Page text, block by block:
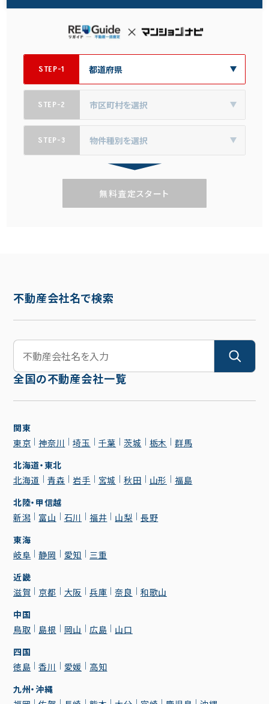
STEP-1
STEP-2
STEP-3
無料査定スタート
不動産会社名で検索
全国の不動産会社一覧
関東
東京
神奈川 埼玉 千葉 茨城 栃木
群馬
北海道・東北
北海道
青森 岩手 宮城 秋田 山形
福島
北陸・甲信越
新潟
富山 石川 福井 山梨
長野
東海
岐阜
静岡 愛知
三重
近畿
滋賀
京都 大阪 兵庫 奈良
和歌山
中国
鳥取
島根 岡山 広島
山口
四国
徳島
香川 愛媛
高知
九州・沖縄